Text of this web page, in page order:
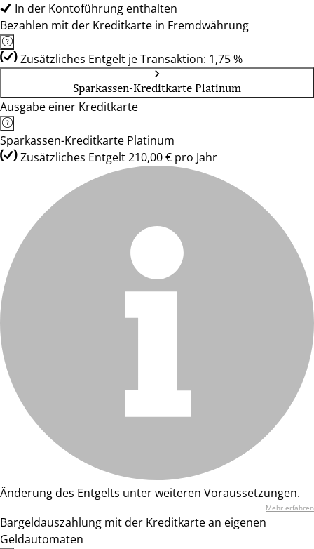
In der Kontoführung enthalten
Bezahlen mit der Kreditkarte in Fremdwährung
Zusätzliches Entgelt je Transaktion: 1,75 %
Sparkassen-Kreditkarte Platinum
Ausgabe einer Kreditkarte
Sparkassen-Kreditkarte Platinum
Zusätzliches Entgelt 210,00 € pro Jahr
Änderung des Entgelts unter weiteren Voraussetzungen.
Mehr erfahren
Bargeldauszahlung mit der Kreditkarte an eigenen
Geldautomaten